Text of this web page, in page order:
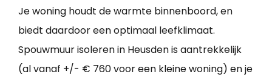
Je woning houdt de warmte binnenboord, en
biedt daardoor een optimaal leefklimaat.
Spouwmuur isoleren in Heusden is aantrekkelijk
(al vanaf +/- € 760 voor een kleine woning) en je